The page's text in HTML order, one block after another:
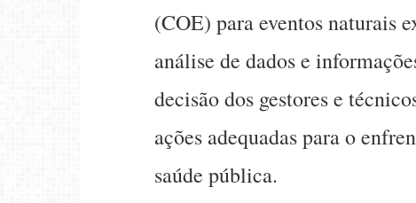
(COE) para eventos naturais
análise de dados e
decisão dos gestores e
ações adequadas para o
saúde pública.